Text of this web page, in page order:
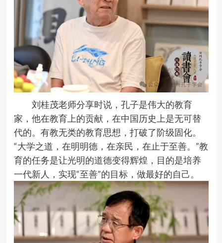
刘桂茂老师分享时说，孔子是伟大的教育
家，他在教育上的贡献，在中国历史上是无可替
代的。有教无类的教育思想，打破了阶级固化。
“大学之道，在明明德，在亲民，在止于至善。”教
育的任务是让光明的道德变得辉煌，目的是培养
一代新人，实现“至善”的目标，做最好的自己。